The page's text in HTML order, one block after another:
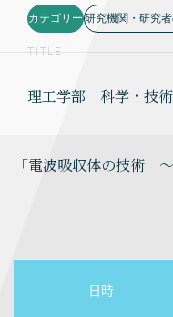
カテゴリー 研究機関・研究
TITLE
理工学部 科学・技
「電波吸収体の技術
日時